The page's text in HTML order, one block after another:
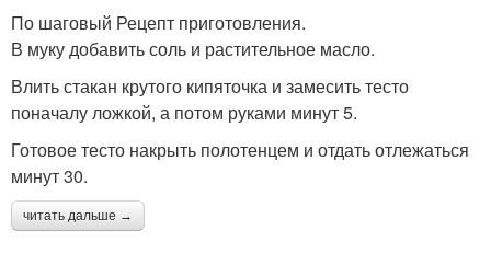
По шаговый Рецепт приготовления.
В муку добавить соль и растительное масло.
Влить стакан крутого кипяточка и замесить тесто
поначалу ложкой, а потом руками минут 5.
Готовое тесто накрыть полотенцем и отдать отлежаться
минут 30.
читать дальше →